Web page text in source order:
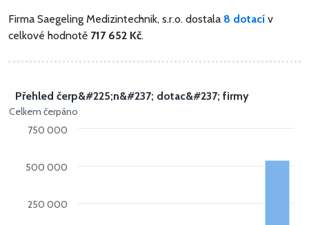
Firma Saegeling Medizintechnik, s.r.o. dostala 8 dotací v
celkové hodnotě 717 652 Kč.
Celkem čerpáno
Přehled čerp&#225;n&#237; dotac&#237; firmy
250 000
500 000
750 000